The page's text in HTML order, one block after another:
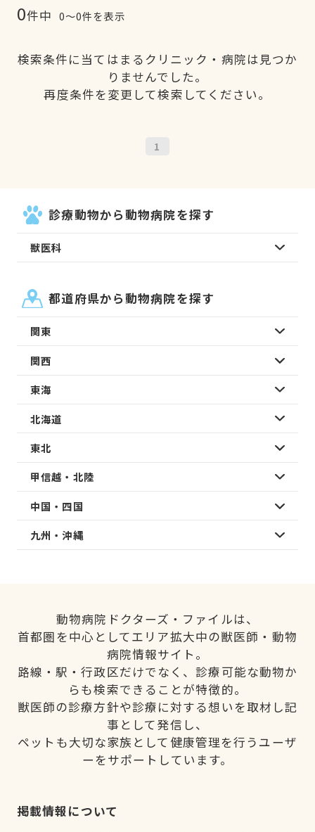
0件中 0〜0件を表示
検索条件に当てはまるクリニック・病院は見つか
りませんでした。
再度条件を変更して検索してください。
1
診療動物から動物病院を探す
獣医科
都道府県から動物病院を探す
関東
関西
東海
北海道
東北
甲信越・北陸
中国・四国
九州・沖縄
動物病院ドクターズ・ファイルは、
首都圏を中心としてエリア拡大中の獣医師・動物
病院情報サイト。
路線・駅・行政区だけでなく、診療可能な動物か
らも検索できることが特徴的。
獣医師の診療方針や診療に対する想いを取材し記
事として発信し、
ペットも大切な家族として健康管理を行うユーザ
ーをサポートしています。
掲載情報について